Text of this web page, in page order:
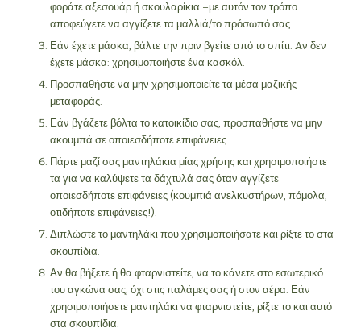
φοράτε αξεσουάρ ή σκουλαρίκια –με αυτόν τον τρόπο
αποφεύγετε να αγγίζετε τα μαλλιά/το πρόσωπό σας.
Εάν έχετε μάσκα, βάλτε την πριν βγείτε από το σπίτι. Aν δεν
έχετε μάσκα: χρησιμοποιήστε ένα κασκόλ.
Προσπαθήστε να μην χρησιμοποιείτε τα μέσα μαζικής
μεταφοράς.
Εάν βγάζετε βόλτα το κατοικίδιο σας, προσπαθήστε να μην
ακουμπά σε οποιεσδήποτε επιφάνειες.
Πάρτε μαζί σας μαντηλάκια μίας χρήσης και χρησιμοποιήστε
τα για να καλύψετε τα δάχτυλά σας όταν αγγίζετε
οποιεσδήποτε επιφάνειες (κουμπιά ανελκυστήρων, πόμολα,
οτιδήποτε επιφάνειες!).
Διπλώστε το μαντηλάκι που χρησιμοποιήσατε και ρίξτε το στα
σκουπίδια.
Αν θα βήξετε ή θα φταρνιστείτε, να το κάνετε στο εσωτερικό
του αγκώνα σας, όχι στις παλάμες σας ή στον αέρα. Εάν
χρησιμοποιήσετε μαντηλάκι να φταρνιστείτε, ρίξτε το και αυτό
στα σκουπίδια.